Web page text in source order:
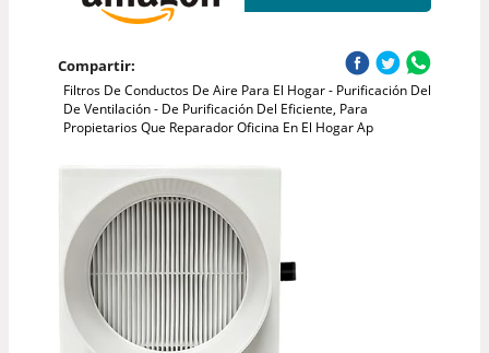
Compartir:
Filtros De Conductos De Aire Para El Hogar - Purificación Del
De Ventilación - De Purificación Del Eficiente, Para
Propietarios Que Reparador Oficina En El Hogar Ap